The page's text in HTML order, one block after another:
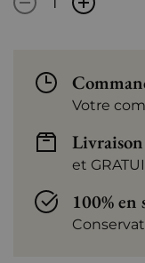
Votre
et
100% en